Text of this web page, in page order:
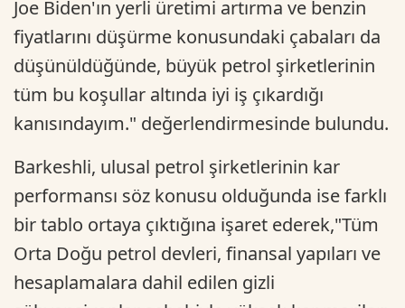
Joe Biden'ın yerli üretimi artırma ve benzin
fiyatlarını düşürme konusundaki çabaları da
düşünüldüğünde, büyük petrol şirketlerinin
tüm bu koşullar altında iyi iş çıkardığı
kanısındayım." değerlendirmesinde bulundu.
Barkeshli, ulusal petrol şirketlerinin kar
performansı söz konusu olduğunda ise farklı
bir tablo ortaya çıktığına işaret ederek,"Tüm
Orta Doğu petrol devleri, finansal yapıları ve
hesaplamalara dahil edilen gizli